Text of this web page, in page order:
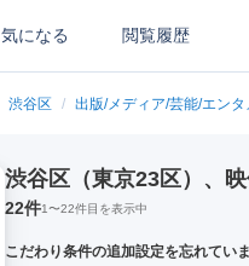
気になる 閲覧履歴
渋谷区 / 出版/メディア/芸能/エン
渋谷区（東京23区）、
22件1〜22件目を表示中
こだわり条件の追加設定を忘れてい